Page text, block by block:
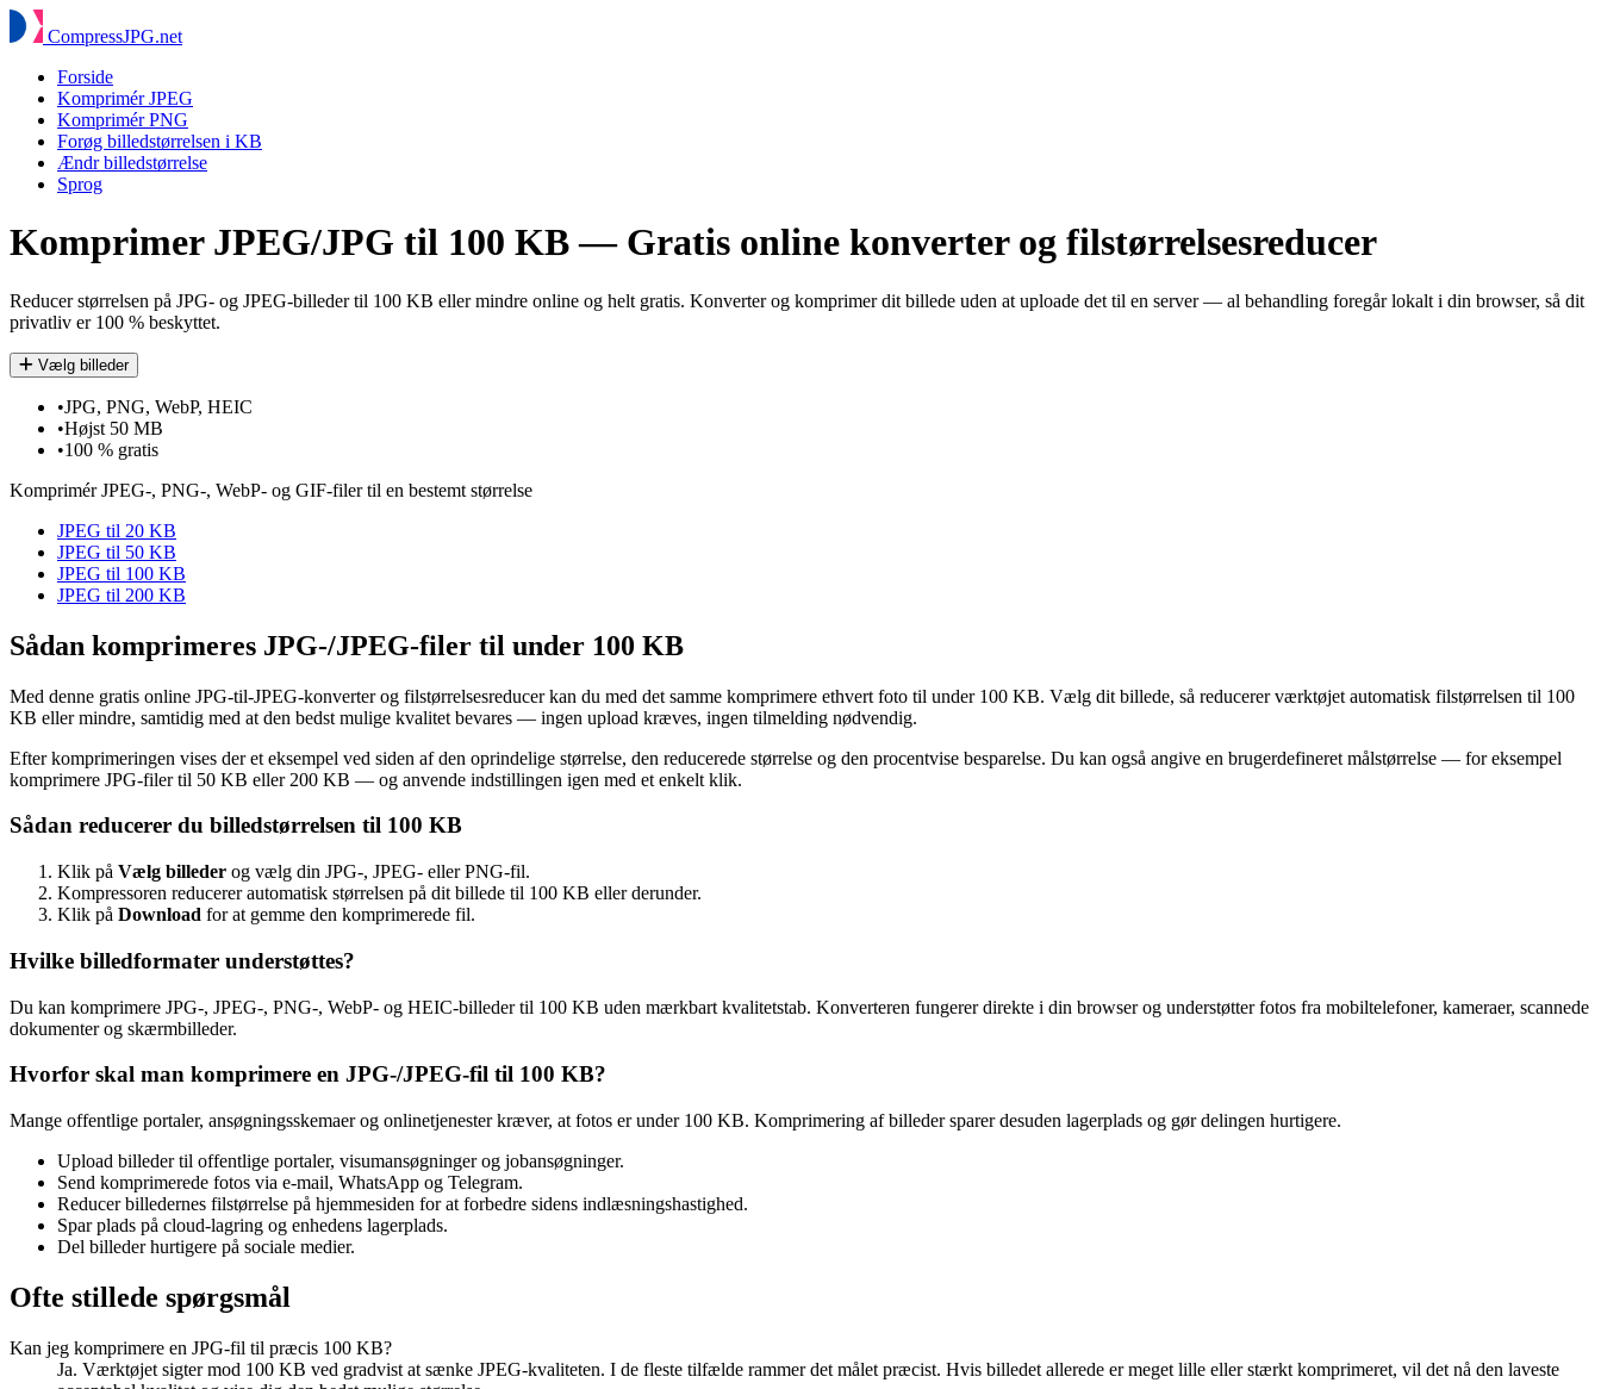
CompressJPG.net
Forside
Komprimér JPEG
Komprimér PNG
Forøg billedstørrelsen i KB
Ændr billedstørrelse
Sprog
Komprimer JPEG/JPG til 100 KB — Gratis online konverter og filstørrelsesreducer
Reducer størrelsen på JPG- og JPEG-billeder til 100 KB eller mindre online og helt gratis. Konverter og komprimer dit billede uden at uploade det til en server — al behandling foregår lokalt i din browser, så dit
privatliv er 100 % beskyttet.
Vælg billeder
•JPG, PNG, WebP, HEIC
•Højst 50 MB
•100 % gratis
Komprimér JPEG-, PNG-, WebP- og GIF-filer til en bestemt størrelse
JPEG til 20 KB
JPEG til 50 KB
JPEG til 100 KB
JPEG til 200 KB
Sådan komprimeres JPG-/JPEG-filer til under 100 KB
Med denne gratis online JPG-til-JPEG-konverter og filstørrelsesreducer kan du med det samme komprimere ethvert foto til under 100 KB. Vælg dit billede, så reducerer værktøjet automatisk filstørrelsen til 100
KB eller mindre, samtidig med at den bedst mulige kvalitet bevares — ingen upload kræves, ingen tilmelding nødvendig.
Efter komprimeringen vises der et eksempel ved siden af den oprindelige størrelse, den reducerede størrelse og den procentvise besparelse. Du kan også angive en brugerdefineret målstørrelse — for eksempel
komprimere JPG-filer til 50 KB eller 200 KB — og anvende indstillingen igen med et enkelt klik.
Sådan reducerer du billedstørrelsen til 100 KB
Klik på Vælg billeder og vælg din JPG-, JPEG- eller PNG-fil.
Kompressoren reducerer automatisk størrelsen på dit billede til 100 KB eller derunder.
Klik på Download for at gemme den komprimerede fil.
Hvilke billedformater understøttes?
Du kan komprimere JPG-, JPEG-, PNG-, WebP- og HEIC-billeder til 100 KB uden mærkbart kvalitetstab. Konverteren fungerer direkte i din browser og understøtter fotos fra mobiltelefoner, kameraer, scannede
dokumenter og skærmbilleder.
Hvorfor skal man komprimere en JPG-/JPEG-fil til 100 KB?
Mange offentlige portaler, ansøgningsskemaer og onlinetjenester kræver, at fotos er under 100 KB. Komprimering af billeder sparer desuden lagerplads og gør delingen hurtigere.
Upload billeder til offentlige portaler, visumansøgninger og jobansøgninger.
Send komprimerede fotos via e-mail, WhatsApp og Telegram.
Reducer billedernes filstørrelse på hjemmesiden for at forbedre sidens indlæsningshastighed.
Spar plads på cloud-lagring og enhedens lagerplads.
Del billeder hurtigere på sociale medier.
Ofte stillede spørgsmål
Kan jeg komprimere en JPG-fil til præcis 100 KB?
Ja. Værktøjet sigter mod 100 KB ved gradvist at sænke JPEG-kvaliteten. I de fleste tilfælde rammer det målet præcist. Hvis billedet allerede er meget lille eller stærkt komprimeret, vil det nå den laveste